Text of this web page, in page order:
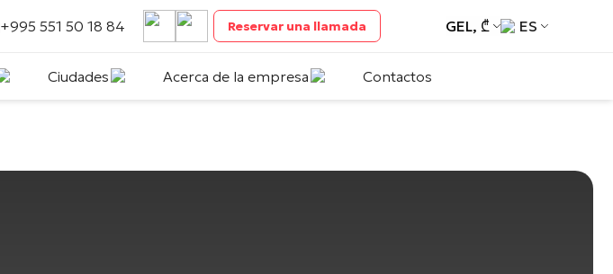
+995 551 50 18 84 Reservar una llamada GEL, ₾ ES
Ciudades Acerca de la empresa Contactos